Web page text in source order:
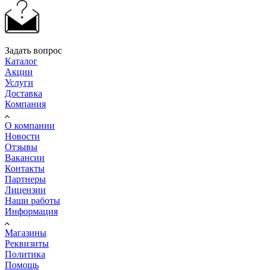
Задать вопрос
Каталог
Акции
Услуги
Доставка
Компания
О компании
Новости
Отзывы
Вакансии
Контакты
Партнеры
Лицензии
Наши работы
Информация
Магазины
Реквизиты
Политика
Помощь